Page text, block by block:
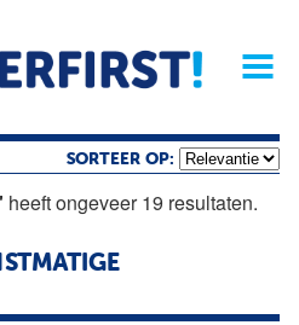
Magazine
SORTEER OP:
heeft ongeveer 19 resultaten.